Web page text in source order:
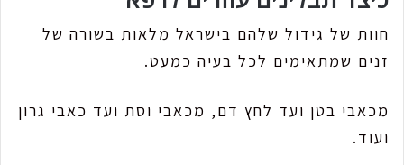
חוות של גידול שלהם בישראל מלאות בשורה של
זנים שמתאימים לכל בעיה כמעט.
מכאבי בטן ועד לחץ דם, מכאבי וסת ועד כאבי גרון
ועוד.